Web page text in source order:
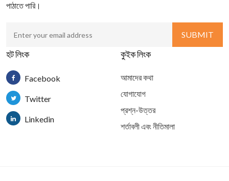
পাঠাতে পারি।
হট লিংক
Facebook
Twitter
Linkedin
কুইক লিংক
আমাদের কথা
যোগাযোগ
প্রশ্ন-উত্তর
শর্তাবলী এবং নীতিমালা